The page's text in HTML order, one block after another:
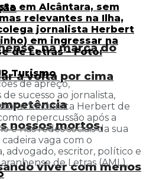
na marca do
a volta por cima
nossos mortos,
viver com menos
em Alcântara, sem
relevantes na Ilha,
jornalista Herbert
em ingressar na
de Letras – Foto:
de apreço,
sucesso ao jornalista,
e folclorista Herbert de
repercussão após a
e nas redes sociais da sua
vaga com o
advogado, escritor, político e
de Letras (AML),